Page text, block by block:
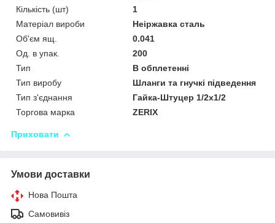
Кількість (шт)
1
Матеріал вироби
Неіржавка сталь
Об'єм ящ.
0.041
Од. в упак.
200
Тип
В обплетенні
Тип виробу
Шланги та гнучкі підведення
Тип з'єднання
Гайка-Штуцер 1/2x1/2
Торгова марка
ZERIX
Приховати
Умови доставки
Нова Пошта
Самовивіз